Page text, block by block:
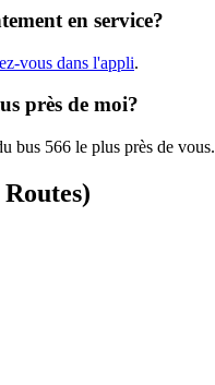
en service?
vous dans l'appli.
près de moi?
bus 566 le plus près de vous.